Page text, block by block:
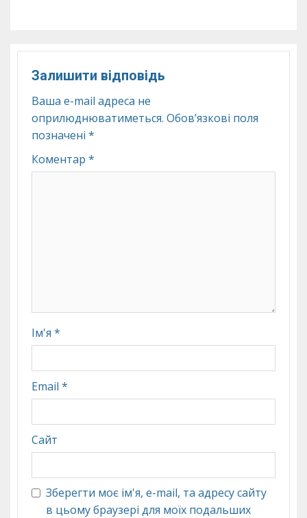
Залишити відповідь
Ваша e-mail адреса не
оприлюднюватиметься. Обов’язкові поля
позначені *
Коментар *
Ім'я *
Email *
Сайт
Зберегти моє ім'я, e-mail, та адресу сайту
в цьому браузері для моїх подальших